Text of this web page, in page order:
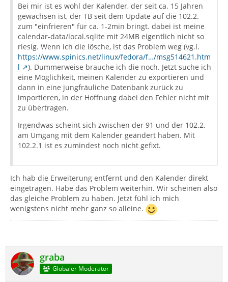
Bei mir ist es wohl der Kalender, der seit ca. 15 Jahren
gewachsen ist, der TB seit dem Update auf die 102.2.
zum "einfrieren" für ca. 1-2min bringt. dabei ist meine
calendar-data/local.sqlite mit 24MB eigentlich nicht so
riesig. Wenn ich die lösche, ist das Problem weg (vg.l.
https://www.spinics.net/linux/fedora/f…/msg514621.htm
l
). Dummerweise brauche ich die noch. Jetzt suche ich
eine Möglichkeit, meinen Kalender zu exportieren und
dann in eine jungfräuliche Datenbank zurück zu
importieren, in der Hoffnung dabei den Fehler nicht mit
zu übertragen.
Irgendwas scheint sich zwischen der 91 und der 102.2.
am Umgang mit dem Kalender geändert haben. Mit
102.2.1 ist es zumindest noch nicht gefixt.
Ich hab die Erweiterung entfernt und den Kalender direkt
eingetragen. Habe das Problem weiterhin. Wir scheinen also
das gleiche Problem zu haben. Jetzt fühl ich mich
wenigstens nicht mehr ganz so alleine.
graba
Globaler Moderator